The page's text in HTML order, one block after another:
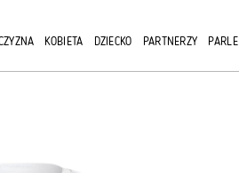
KOBIETA DZIECKO PARTNERZY PARLE